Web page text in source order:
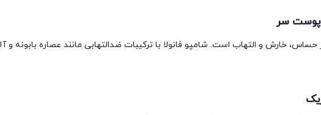
خارش و التهاب است. شامپو فانولا با ترکیبات ضدالتهابی مانند عصاره بابونه